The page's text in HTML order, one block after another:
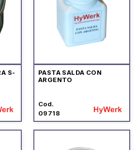
S-
PASTA SALDA CON
ARGENTO
Cod.
09718